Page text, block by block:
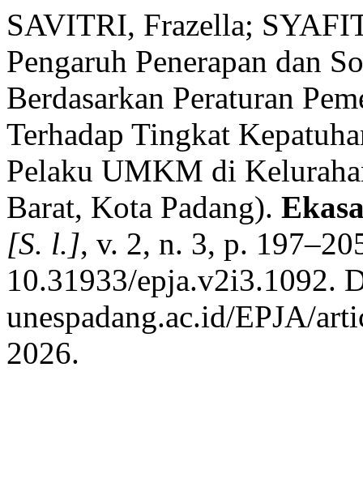
SAVITRI, Frazella;
Pengaruh Penerapan dan
Berdasarkan Peraturan
Terhadap Tingkat
Pelaku UMKM di
Barat, Kota Padang).
[S. l.], v. 2, n. 3, p.
10.31933/epja.v2i3.1092.
unespadang.ac.id/EPJA/
2026.